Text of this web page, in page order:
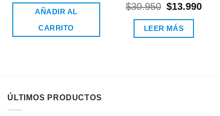
AÑADIR AL
CARRITO
Valorado
con5.00
de 5
$30.950 El
original
era:
$13.990El
LEER MÁS
ÚLTIMOS PRODUCTOS